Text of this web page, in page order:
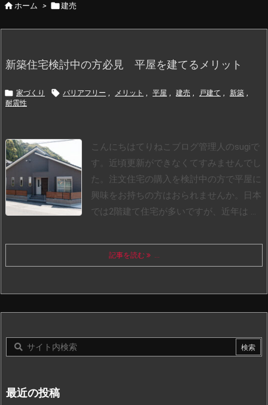
ホーム > 建売
新築住宅検討中の方必見 平屋を建てるメリット
 家づくり  バリアフリー , メリット , 平屋 , 建売 , 戸建て , 新築 ,
耐震性
こんにちはてりねこブログ管理人のsugiで
す。 近頃更新ができなくてすみませんでし
た。 注文住宅の購入を検討中の方で平屋に
興味をお持ちの方はおられませんか。
日本
では2階建て住宅が多いですが、近年は ...
記事を読む ...
最近の投稿